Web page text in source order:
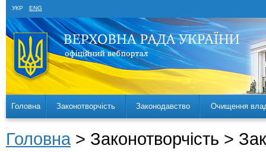
УКР ENG
Головна Законотворчість Законодавство Очищення
Головна > Законотворчість >